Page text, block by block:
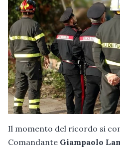
Il momento del ricordo si
Comandante Giampaolo